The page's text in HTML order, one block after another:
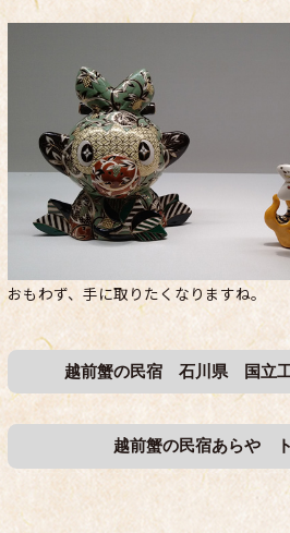
おもわず、手に取りたくなりますね。
越前蟹の民宿 石川県 国立
越前蟹の民宿あらや